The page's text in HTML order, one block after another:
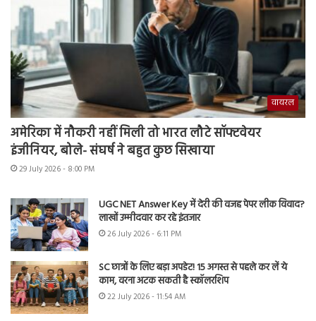
वायरल
अमेरिका में नौकरी नहीं मिली तो भारत लौटे सॉफ्टवेयर
इंजीनियर, बोले- संघर्ष ने बहुत कुछ सिखाया
29 July 2026 - 8:00 PM
UGC NET Answer Key में देरी की वजह पेपर लीक विवाद?
लाखों उम्मीदवार कर रहे इंतजार
26 July 2026 - 6:11 PM
SC छात्रों के लिए बड़ा अपडेट! 15 अगस्त से पहले कर लें ये
काम, वरना अटक सकती है स्कॉलरशिप
22 July 2026 - 11:54 AM